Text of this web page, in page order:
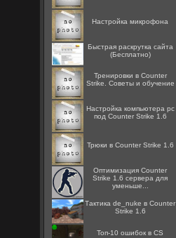
Настройка микрофона
Быстрая раскрутка сайта
(Бесплатно)
Тренировки в Counter
Strike. Советы и обучение
Настройка компьютера pc
под Counter Strike 1.6
Трюки в Counter Strike 1.6
Оптимизация Counter
Strike 1.6 сервера для
уменьше...
Тактика de_nuke в Counter
Strike 1.6
Топ-10 ошибок в CS